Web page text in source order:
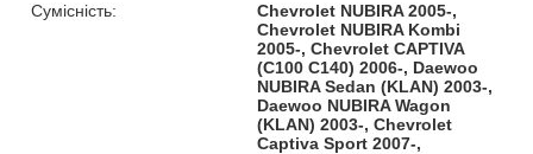
Сумісність:
Chevrolet NUBIRA 2005-,
Chevrolet NUBIRA Kombi
2005-, Chevrolet CAPTIVA
(C100 C140) 2006-, Daewoo
NUBIRA Sedan (KLAN) 2003-,
Daewoo NUBIRA Wagon
(KLAN) 2003-, Chevrolet
Captiva Sport 2007-,